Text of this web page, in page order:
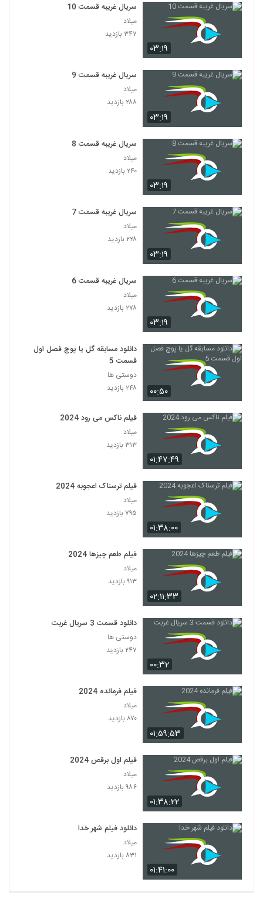
۰۳:۱۹
سریال غریبه قسمت 10
میلاد
۳۴۷ بازدید
۰۳:۱۹
سریال غریبه قسمت 9
میلاد
۲۸۸ بازدید
۰۳:۱۹
سریال غریبه قسمت 8
میلاد
۲۴۰ بازدید
۰۳:۱۹
سریال غریبه قسمت 7
میلاد
۲۲۸ بازدید
۰۳:۱۹
سریال غریبه قسمت 6
میلاد
۲۷۸ بازدید
۰۰:۵۰
دانلود مسابقه گل یا پوچ فصل اول
قسمت 5
دوستی ها
۲۴۸ بازدید
۰۱:۴۷:۴۹
فیلم ناکس می رود 2024
میلاد
۳۱۳ بازدید
۰۱:۳۸:۰۰
فیلم ترسناک اعجوبه 2024
میلاد
۷۹۵ بازدید
۰۲:۱۱:۳۳
فیلم طعم چیزها 2024
میلاد
۹۱۳ بازدید
۰۰:۳۲
دانلود قسمت 3 سریال غربت
دوستی ها
۲۴۷ بازدید
۰۱:۵۹:۵۳
فیلم فرمانده 2024
میلاد
۸۷۰ بازدید
۰۱:۳۸:۲۲
فیلم اول برقص 2024
میلاد
۹۸۶ بازدید
۰۱:۴۱:۰۰
دانلود فیلم شهر خدا
میلاد
۸۳۱ بازدید